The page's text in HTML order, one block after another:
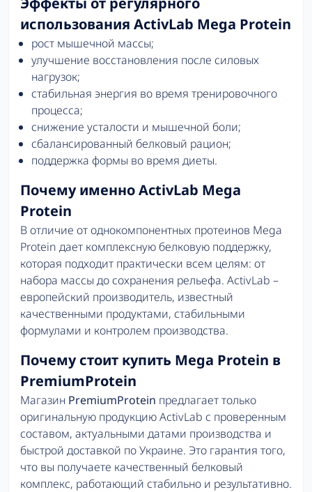
использования ActivLab Mega Protein
рост мышечной массы;
улучшение восстановления после силовых
нагрузок;
стабильная энергия во время тренировочного
процесса;
снижение усталости и мышечной боли;
сбалансированный белковый рацион;
поддержка формы во время диеты.
Почему именно ActivLab Mega
Protein
В отличие от однокомпонентных протеинов Mega
Protein дает комплексную белковую поддержку,
которая подходит практически всем целям: от
набора массы до сохранения рельефа. ActivLab –
европейский производитель, известный
качественными продуктами, стабильными
формулами и контролем производства.
Почему стоит купить Mega Protein в
PremiumProtein
Магазин PremiumProtein предлагает только
оригинальную продукцию ActivLab с проверенным
составом, актуальными датами производства и
быстрой доставкой по Украине. Это гарантия того,
что вы получаете качественный белковый
комплекс, работающий стабильно и результативно.